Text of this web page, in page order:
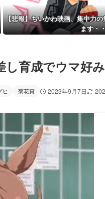
【悲報】ちいかわ映画、集中力
ます・
し育成でウマ好
ヒ 菊花賞 2023年9月7日